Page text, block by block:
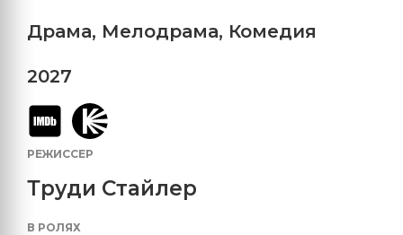
Драма, Мелодрама, Комедия
2027
РЕЖИССЕР
Труди Стайлер
В РОЛЯХ